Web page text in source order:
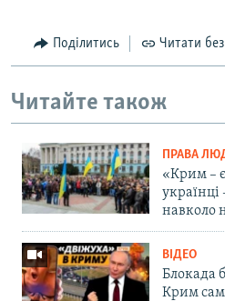
Поділитись Читати
Читайте також
ПРАВА
«Крим –
українці
навколо
ВІДЕО
Блокада
Крим сам